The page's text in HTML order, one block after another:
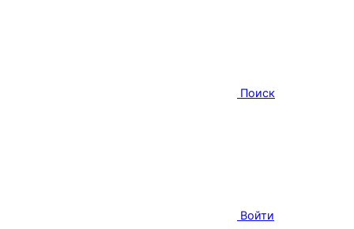
Поиск
Войти